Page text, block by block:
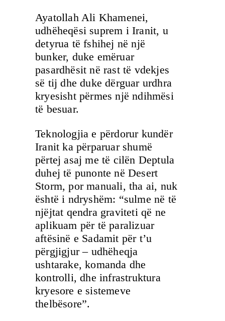
Ayatollah Ali Khamenei,
udhëheqësi suprem i Iranit, u
detyrua të fshihej në një
bunker, duke emëruar
pasardhësit në rast të vdekjes
së tij dhe duke dërguar urdhra
kryesisht përmes një ndihmësi
të besuar.
Teknologjia e përdorur kundër
Iranit ka përparuar shumë
përtej asaj me të cilën Deptula
duhej të punonte në Desert
Storm, por manuali, tha ai, nuk
është i ndryshëm: “sulme në të
njëjtat qendra graviteti që ne
aplikuam për të paralizuar
aftësinë e Sadamit për t’u
përgjigjur – udhëheqja
ushtarake, komanda dhe
kontrolli, dhe infrastruktura
kryesore e sistemeve
thelbësore”.